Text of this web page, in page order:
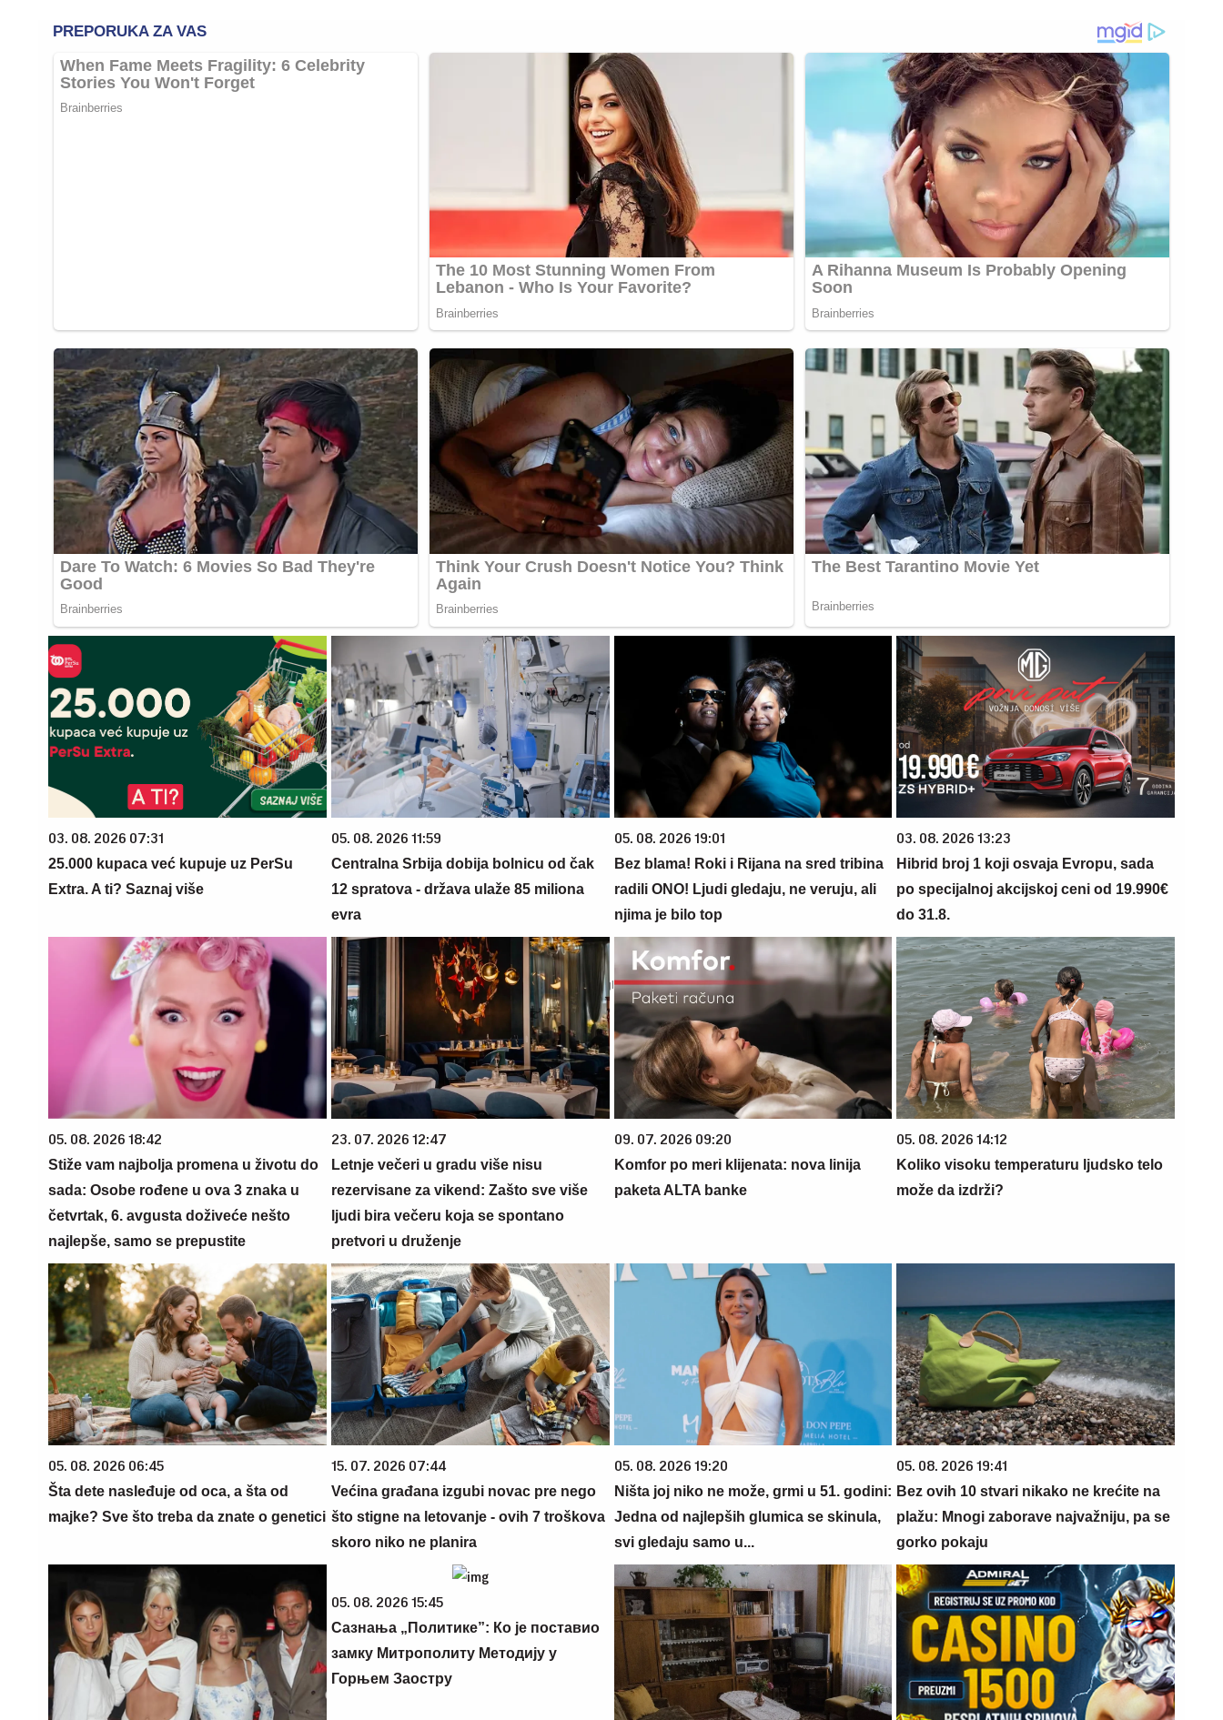
03. 08. 2026 07:31
25.000 kupaca već kupuje uz PerSu
Extra. A ti? Saznaj više
05. 08. 2026 11:59
Centralna Srbija dobija bolnicu od čak
12 spratova - država ulaže 85 miliona
evra
05. 08. 2026 19:01
Bez blama! Roki i Rijana na sred tribina
radili ONO! Ljudi gledaju, ne veruju, ali
njima je bilo top
03. 08. 2026 13:23
Hibrid broj 1 koji osvaja Evropu, sada
po specijalnoj akcijskoj ceni od 19.990€
do 31.8.
05. 08. 2026 18:42
Stiže vam najbolja promena u životu do
sada: Osobe rođene u ova 3 znaka u
četvrtak, 6. avgusta doživeće nešto
najlepše, samo se prepustite
23. 07. 2026 12:47
Letnje večeri u gradu više nisu
rezervisane za vikend: Zašto sve više
ljudi bira večeru koja se spontano
pretvori u druženje
09. 07. 2026 09:20
Komfor po meri klijenata: nova linija
paketa ALTA banke
05. 08. 2026 14:12
Koliko visoku temperaturu ljudsko telo
može da izdrži?
05. 08. 2026 06:45
Šta dete nasleđuje od oca, a šta od
majke? Sve što treba da znate o genetici
15. 07. 2026 07:44
Većina građana izgubi novac pre nego
što stigne na letovanje - ovih 7 troškova
skoro niko ne planira
05. 08. 2026 19:20
Ništa joj niko ne može, grmi u 51. godini:
Jedna od najlepših glumica se skinula,
svi gledaju samo u...
05. 08. 2026 19:41
Bez ovih 10 stvari nikako ne krećite na
plažu: Mnogi zaborave najvažniju, pa se
gorko pokaju
05. 08. 2026 15:45
Сазнања „Политике”: Ко је поставио
замку Митрополиту Методију у
Горњем Заостру